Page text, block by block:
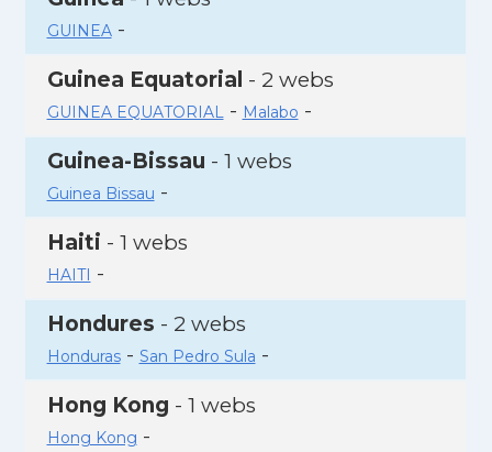
GUINEA-
Guinea Equatorial - 2 webs
GUINEA EQUATORIAL- Malabo -
Guinea-Bissau - 1 webs
Guinea Bissau -
Haiti - 1 webs
HAITI -
Hondures - 2 webs
Honduras- San Pedro Sula -
Hong Kong - 1 webs
Hong Kong -